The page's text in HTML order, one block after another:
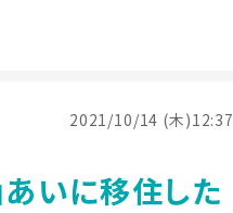
2021/10/14 (木)12:37
いに移住した